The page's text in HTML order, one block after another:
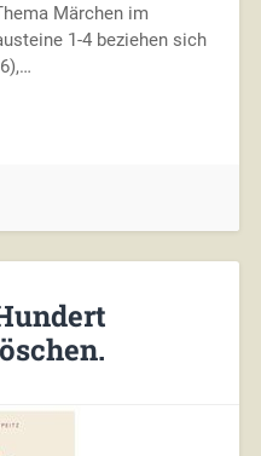
Märchen im
1-4 beziehen sich